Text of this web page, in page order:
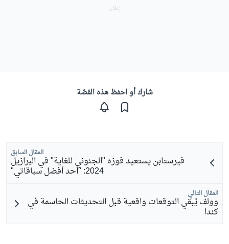
شارك أو احفظ هذه القصّة
المقال السابق
فيرستابن يستعيد فوزه "الجنوني للغاية" في البرازيل
2024: "أحد أفضل سباقاتي"
المقال التالي
وولف يُبقي التوقعات واقعية قبل التحديثات الحاسمة في
كندا